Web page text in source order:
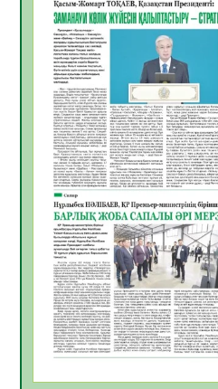
06.08.2026
Көкжөтел ауруы
06.08.2026
АПВ вакцинасы туралы
06.08.2026
Open Air: Қызылорда
департаменті 20
көрерменнің
06.08.2026
ҚЫЗЫЛОРДАДА
ЖАРҚЫН БОЛАШАҚ»
МӘЖІЛІС ӨТТІ
05.08.2026
Қазақстан Орталық